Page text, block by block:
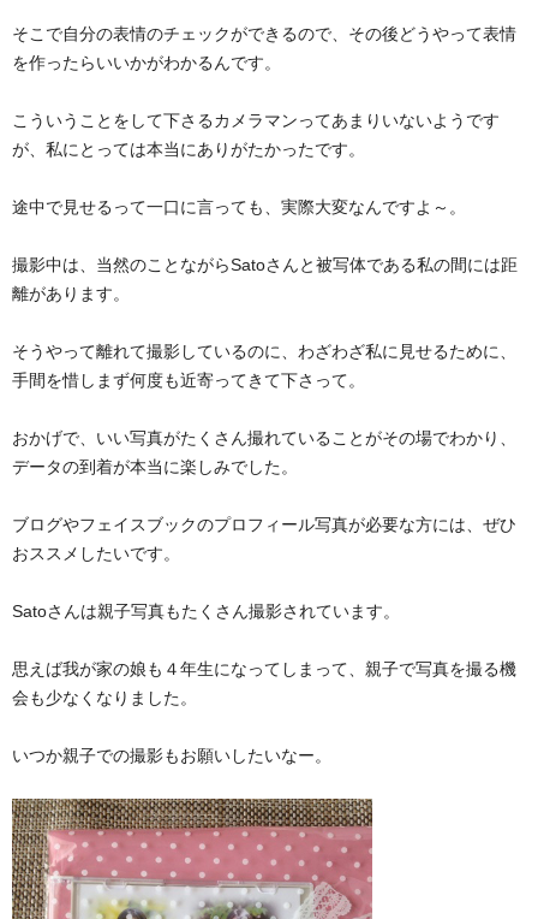
そこで自分の表情のチェックができるので、その後どうやって表情
を作ったらいいかがわかるんです。
こういうことをして下さるカメラマンってあまりいないようです
が、私にとっては本当にありがたかったです。
途中で見せるって一口に言っても、実際大変なんですよ～。
撮影中は、当然のことながらSatoさんと被写体である私の間には距
離があります。
そうやって離れて撮影しているのに、わざわざ私に見せるために、
手間を惜しまず何度も近寄ってきて下さって。
おかげで、いい写真がたくさん撮れていることがその場でわかり、
データの到着が本当に楽しみでした。
ブログやフェイスブックのプロフィール写真が必要な方には、ぜひ
おススメしたいです。
Satoさんは親子写真もたくさん撮影されています。
思えば我が家の娘も４年生になってしまって、親子で写真を撮る機
会も少なくなりました。
いつか親子での撮影もお願いしたいなー。